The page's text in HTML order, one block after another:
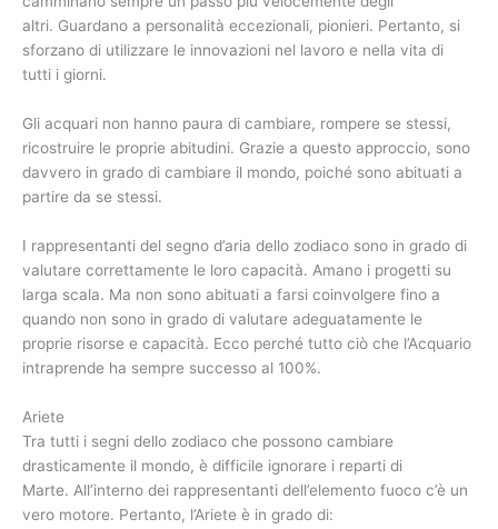
altri. Guardano a personalità eccezionali, pionieri. Pertanto, si
sforzano di utilizzare le innovazioni nel lavoro e nella vita di
tutti i giorni.
Gli acquari non hanno paura di cambiare, rompere se stessi,
ricostruire le proprie abitudini. Grazie a questo approccio, sono
davvero in grado di cambiare il mondo, poiché sono abituati a
partire da se stessi.
I rappresentanti del segno d’aria dello zodiaco sono in grado di
valutare correttamente le loro capacità. Amano i progetti su
larga scala. Ma non sono abituati a farsi coinvolgere fino a
quando non sono in grado di valutare adeguatamente le
proprie risorse e capacità. Ecco perché tutto ciò che l’Acquario
intraprende ha sempre successo al 100%.
Ariete
Tra tutti i segni dello zodiaco che possono cambiare
drasticamente il mondo, è difficile ignorare i reparti di
Marte. All’interno dei rappresentanti dell’elemento fuoco c’è un
vero motore. Pertanto, l’Ariete è in grado di: